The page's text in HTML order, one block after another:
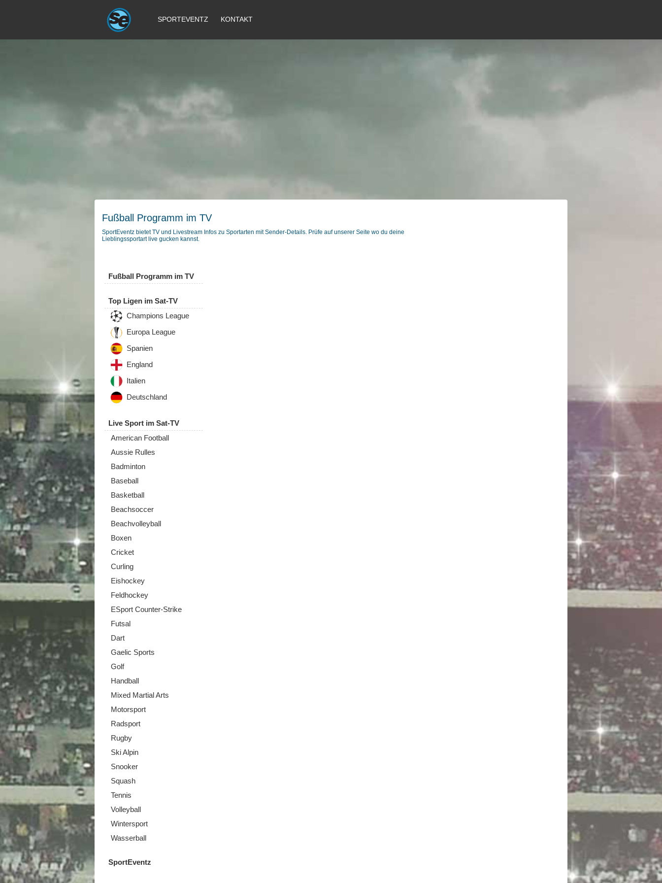
SPORTEVENTZ KONTAKT
Fußball Programm im TV
SportEventz bietet TV und Livestream Infos zu Sportarten mit Sender-Details. Prüfe auf unserer Seite wo du deine
Lieblingssportart live gucken kannst.
Fußball Programm im TV
Top Ligen im Sat-TV
Champions League
Europa League
Spanien
England
Italien
Deutschland
Live Sport im Sat-TV
American Football
Aussie Rulles
Badminton
Baseball
Basketball
Beachsoccer
Beachvolleyball
Boxen
Cricket
Curling
Eishockey
Feldhockey
ESport Counter-Strike
Futsal
Dart
Gaelic Sports
Golf
Handball
Mixed Martial Arts
Motorsport
Radsport
Rugby
Ski Alpin
Snooker
Squash
Tennis
Volleyball
Wintersport
Wasserball
SportEventz